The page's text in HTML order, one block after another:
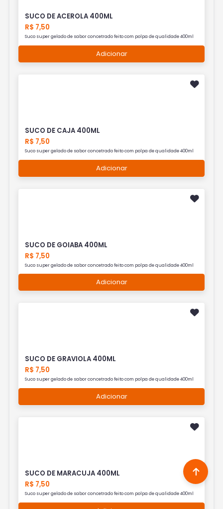
SUCO DE ACEROLA 400ML
R$ 7,50
Suco super gelado de sabor concetrado feito com polpa de qualidade 400ml
Adicionar
SUCO DE CAJA 400ML
R$ 7,50
Suco super gelado de sabor concetrado feito com polpa de qualidade 400ml
Adicionar
SUCO DE GOIABA 400ML
R$ 7,50
Suco super gelado de sabor concetrado feito com polpa de qualidade 400ml
Adicionar
SUCO DE GRAVIOLA 400ML
R$ 7,50
Suco super gelado de sabor concetrado feito com polpa de qualidade 400ml
Adicionar
SUCO DE MARACUJA 400ML
R$ 7,50
Suco super gelado de sabor concetrado feito com polpa de qualidade 400ml